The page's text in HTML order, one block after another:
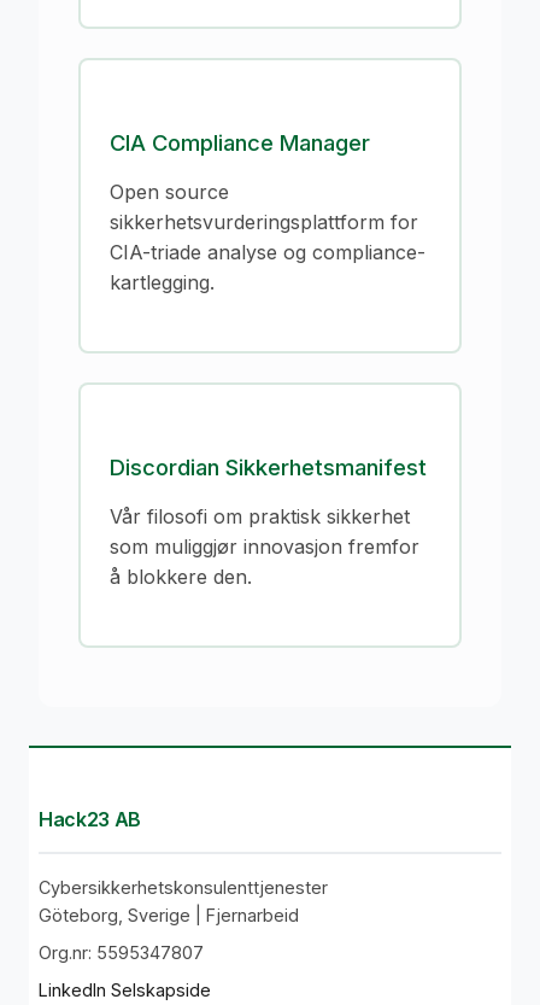
CIA Compliance Manager
Open source
sikkerhetsvurderingsplattform for
CIA-triade analyse og compliance-
kartlegging.
Discordian Sikkerhetsmanifest
Vår filosofi om praktisk sikkerhet
som muliggjør innovasjon fremfor
å blokkere den.
Hack23 AB
Cybersikkerhetskonsulenttjenester
Göteborg, Sverige | Fjernarbeid
Org.nr: 5595347807
LinkedIn Selskapside